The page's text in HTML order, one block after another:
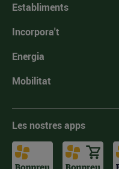
Establiments
Incorpora't
Energia
Mobilitat
Les nostres apps